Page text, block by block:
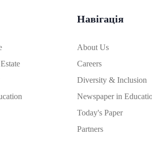
Навігація
About Us
Careers
Diversity & Inclusion
Newspaper in
Today's Paper
Partners